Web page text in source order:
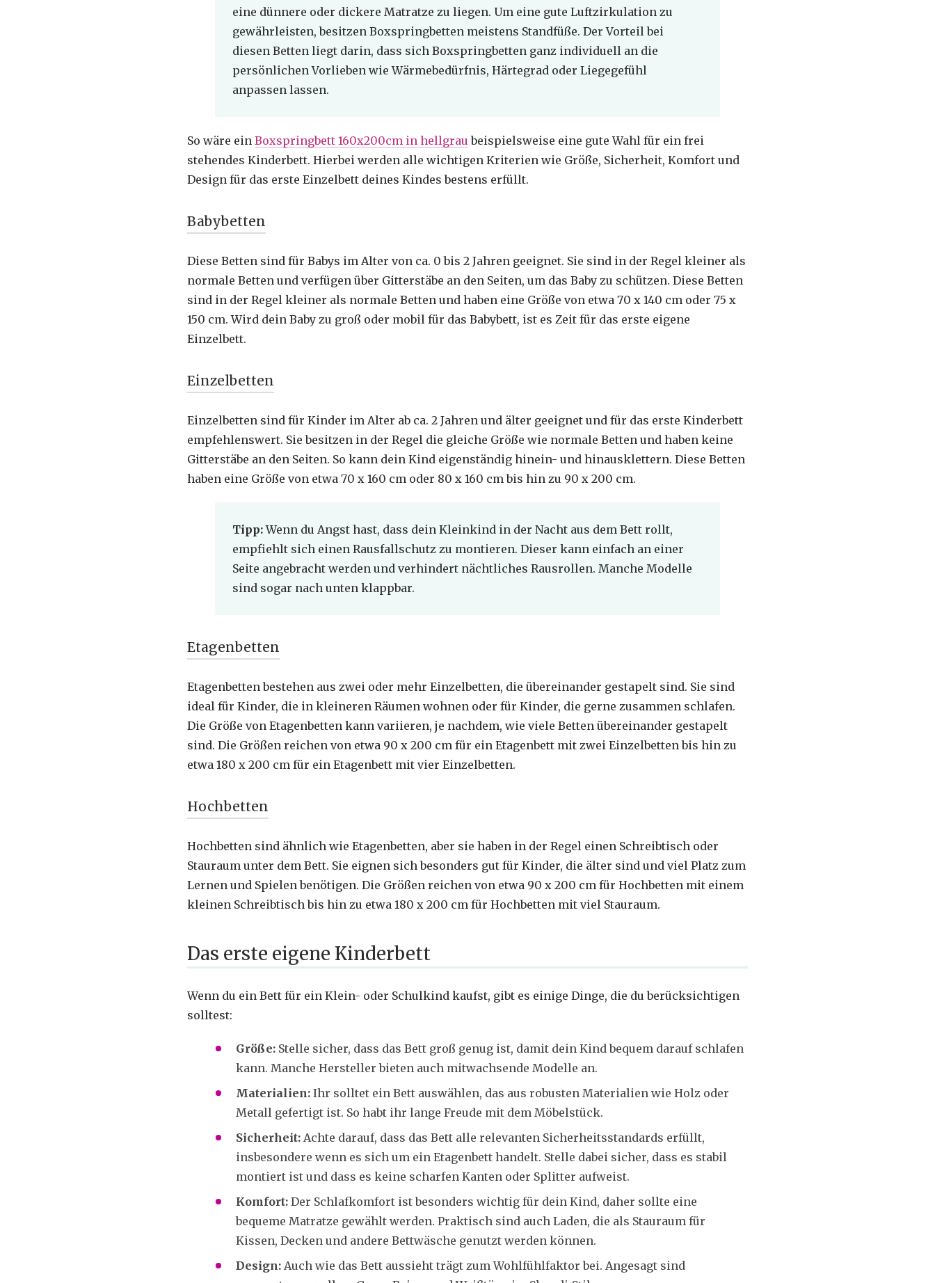
eine dünnere oder dickere Matratze zu liegen. Um eine gute Luftzirkulation zu
gewährleisten, besitzen Boxspringbetten meistens Standfüße. Der Vorteil bei
diesen Betten liegt darin, dass sich Boxspringbetten ganz individuell an die
persönlichen Vorlieben wie Wärmebedürfnis, Härtegrad oder Liegegefühl
anpassen lassen.
So wäre ein Boxspringbett 160x200cm in hellgrau beispielsweise eine gute Wahl für ein frei
stehendes Kinderbett. Hierbei werden alle wichtigen Kriterien wie Größe, Sicherheit, Komfort und
Design für das erste Einzelbett deines Kindes bestens erfüllt.
Babybetten
Diese Betten sind für Babys im Alter von ca. 0 bis 2 Jahren geeignet. Sie sind in der Regel kleiner als
normale Betten und verfügen über Gitterstäbe an den Seiten, um das Baby zu schützen. Diese Betten
sind in der Regel kleiner als normale Betten und haben eine Größe von etwa 70 x 140 cm oder 75 x
150 cm. Wird dein Baby zu groß oder mobil für das Babybett, ist es Zeit für das erste eigene
Einzelbett.
Einzelbetten
Einzelbetten sind für Kinder im Alter ab ca. 2 Jahren und älter geeignet und für das erste Kinderbett
empfehlenswert. Sie besitzen in der Regel die gleiche Größe wie normale Betten und haben keine
Gitterstäbe an den Seiten. So kann dein Kind eigenständig hinein- und hinausklettern. Diese Betten
haben eine Größe von etwa 70 x 160 cm oder 80 x 160 cm bis hin zu 90 x 200 cm.
Tipp:Wenn du Angst hast, dass dein Kleinkind in der Nacht aus dem Bett rollt,
empfiehlt sich einen Rausfallschutz zu montieren. Dieser kann einfach an einer
Seite angebracht werden und verhindert nächtliches Rausrollen. Manche Modelle
sind sogar nach unten klappbar.
Etagenbetten
Etagenbetten bestehen aus zwei oder mehr Einzelbetten, die übereinander gestapelt sind. Sie sind
ideal für Kinder, die in kleineren Räumen wohnen oder für Kinder, die gerne zusammen schlafen.
Die Größe von Etagenbetten kann variieren, je nachdem, wie viele Betten übereinander gestapelt
sind. Die Größen reichen von etwa 90 x 200 cm für ein Etagenbett mit zwei Einzelbetten bis hin zu
etwa 180 x 200 cm für ein Etagenbett mit vier Einzelbetten.
Hochbetten
Hochbetten sind ähnlich wie Etagenbetten, aber sie haben in der Regel einen Schreibtisch oder
Stauraum unter dem Bett. Sie eignen sich besonders gut für Kinder, die älter sind und viel Platz zum
Lernen und Spielen benötigen. Die Größen reichen von etwa 90 x 200 cm für Hochbetten mit einem
kleinen Schreibtisch bis hin zu etwa 180 x 200 cm für Hochbetten mit viel Stauraum.
Das erste eigene Kinderbett
Wenn du ein Bett für ein Klein- oder Schulkind kaufst, gibt es einige Dinge, die du berücksichtigen
solltest:
Größe:Stelle sicher, dass das Bett groß genug ist, damit dein Kind bequem darauf schlafen
kann. Manche Hersteller bieten auch mitwachsende Modelle an.
Materialien: Ihr solltet ein Bett auswählen, das aus robusten Materialien wie Holz oder
Metall gefertigt ist. So habt ihr lange Freude mit dem Möbelstück.
Sicherheit:Achte darauf, dass das Bett alle relevanten Sicherheitsstandards erfüllt,
insbesondere wenn es sich um ein Etagenbett handelt. Stelle dabei sicher, dass es stabil
montiert ist und dass es keine scharfen Kanten oder Splitter aufweist.
Komfort: Der Schlafkomfort ist besonders wichtig für dein Kind, daher sollte eine
bequeme Matratze gewählt werden. Praktisch sind auch Laden, die als Stauraum für
Kissen, Decken und andere Bettwäsche genutzt werden können.
Design: Auch wie das Bett aussieht trägt zum Wohlfühlfaktor bei. Angesagt sind